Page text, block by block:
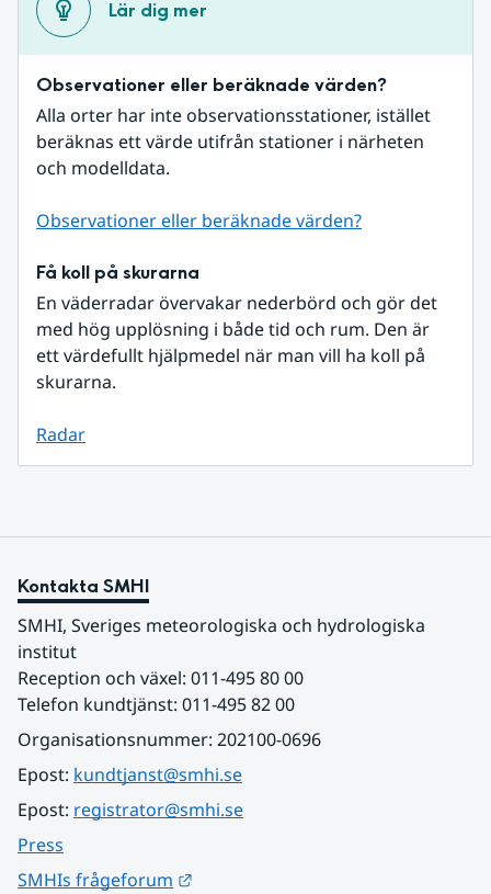
Lär dig mer
Observationer eller beräknade värden?
Alla orter har inte observationsstationer, istället
beräknas ett värde utifrån stationer i närheten
och modelldata.
Observationer eller beräknade värden?
Få koll på skurarna
En väderradar övervakar nederbörd och gör det
med hög upplösning i både tid och rum. Den är
ett värdefullt hjälpmedel när man vill ha koll på
skurarna.
Radar
Kontakta SMHI
SMHI, Sveriges meteorologiska och hydrologiska
institut
Reception och växel: 011-495 80 00
Telefon kundtjänst: 011-495 82 00
Organisationsnummer: 202100-0696
Epost: kundtjanst@smhi.se
Epost: registrator@smhi.se
Press
SMHIs frågeforum